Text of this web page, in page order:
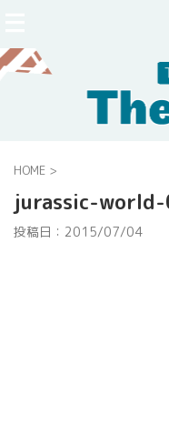
HOME >
jurassic-world-
投稿日： 2015/07/04